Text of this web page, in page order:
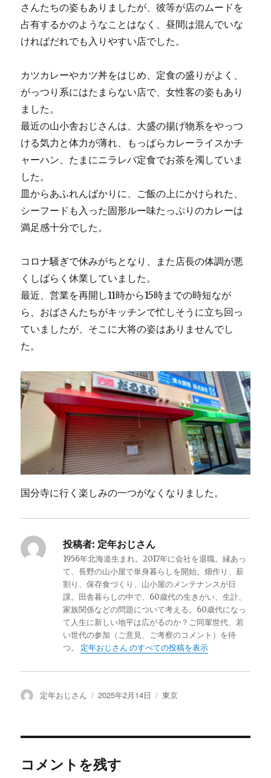
さんたちの姿もありましたが、彼等が店のムードを
占有するかのようなことはなく、昼間は混んでいな
ければだれでも入りやすい店でした。
カツカレーやカツ丼をはじめ、定食の盛りがよく、
がっつり系にはたまらない店で、女性客の姿もあり
ました。
最近の山小舎おじさんは、大盛の揚げ物系をやっつ
ける気力と体力が薄れ、もっぱらカレーライスかチ
ャーハン、たまにニラレバ定食でお茶を濁していま
した。
皿からあふれんばかりに、ご飯の上にかけられた、
シーフードも入った固形ルー味たっぷりのカレーは
満足感十分でした。
コロナ騒ぎで休みがちとなり、また店長の体調が悪
くしばらく休業していました。
最近、営業を再開し11時から15時までの時短なが
ら、おばさんたちがキッチンで忙しそうに立ち回っ
ていましたが、そこに大将の姿はありませんでし
た。
国分寺に行く楽しみの一つがなくなりました。
投稿者: 定年おじさん
1956年北海道生まれ。2017年に会社を退職。縁あっ
て、長野の山小屋で単身暮らしを開始。畑作り、薪
割り、保存食づくり、山小屋のメンテナンスが日
課。田舎暮らしの中で、60歳代の生きがい、生計、
家族関係などの問題について考える。60歳代になっ
て人生に新しい地平は広がるのか？ご同輩世代、若
い世代の参加（ご意見、ご考察のコメント）を待
つ。 定年おじさん のすべての投稿を表示
投
定年おじさん
投
2025年2月14日
カ
リ
東京
コメントを残す